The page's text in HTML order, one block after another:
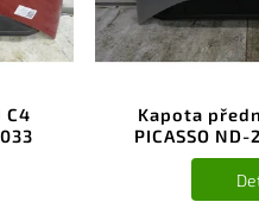
C4
Kapota
PICASSO